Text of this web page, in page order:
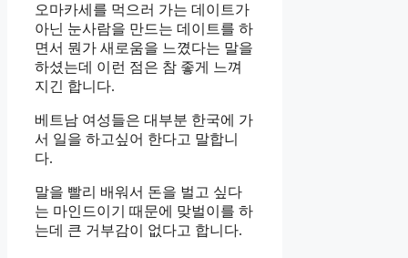
오마카세를 먹으러 가는 데이트가
아닌 눈사람을 만드는 데이트를 하
면서 뭔가 새로움을 느꼈다는 말을
하셨는데 이런 점은 참 좋게 느껴
지긴 합니다.
베트남 여성들은 대부분 한국에 가
서 일을 하고싶어 한다고 말합니
다.
말을 빨리 배워서 돈을 벌고 싶다
는 마인드이기 때문에 맞벌이를 하
는데 큰 거부감이 없다고 합니다.